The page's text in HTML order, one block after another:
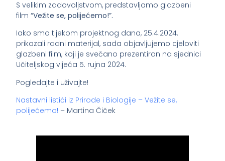
S velikim zadovoljstvom, predstavljamo glazbeni
film “Vežite se, polijećemo!”.
Iako smo tijekom projektnog dana, 25.4.2024.
prikazali radni materijal, sada objavljujemo cjeloviti
glazbeni film, koji je svečano prezentiran na sjednici
Učiteljskog vijeća 5. rujna 2024.
Pogledajte i uživajte!
Nastavni listići iz Prirode i Biologije – Vežite se,
polijećemo! – Martina Čiček